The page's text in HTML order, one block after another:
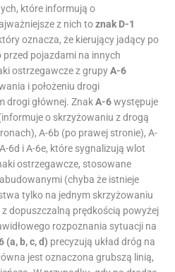
które informują o
z nich toznak D-1
oznacza, że kierujący jadący po
pojazdami na innych
ostrzegawcze z grupyA-6
i położeniu drogi
drogi głównej. ZnakA-6występuje
o skrzyżowaniu z drogą
A-6b (po prawej stronie), A-
6d i A-6e, które sygnalizują wlot
ostrzegawcze, stosowane
(chyba że istnieje
tylko na jednym skrzyżowaniu
dopuszczalną prędkością powyżej
rozpoznania sytuacji na
(a, b, c, d) precyzują układ dróg na
jest oznaczona grubszą linią,